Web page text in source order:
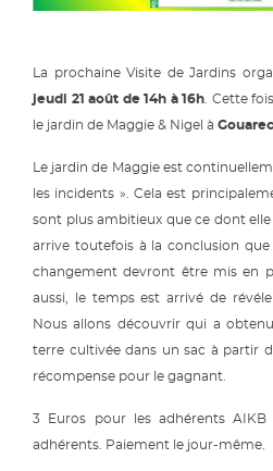
La prochaine Visite de Jardins
jeudi 21 août de 14h à 16h . Cette
le jardin de Maggie & Nigel à Gouarec
Le jardin de Maggie est
les incidents ». Cela est
sont plus ambitieux que ce dont
arrive toutefois à la conclusion
changement devront être mis en
aussi, le temps est arrivé de
Nous allons découvrir qui a
terre cultivée dans un sac à partir
récompense pour le gagnant.
3 Euros pour les adhérents
adhérents. Paiement le jour-même.